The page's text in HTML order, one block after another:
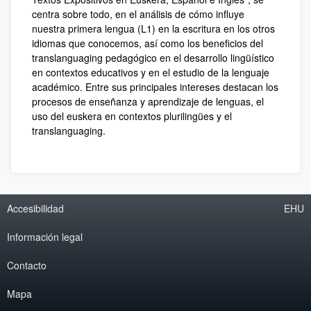
centra sobre todo, en el análisis de cómo influye
nuestra primera lengua (L1) en la escritura en los otros
idiomas que conocemos, así como los beneficios del
translanguaging pedagógico en el desarrollo lingüístico
en contextos educativos y en el estudio de la lenguaje
académico. Entre sus principales intereses destacan los
procesos de enseñanza y aprendizaje de lenguas, el
uso del euskera en contextos plurilingües y el
translanguaging.
Accesibilidad
Información legal
Contacto
Mapa
EHU